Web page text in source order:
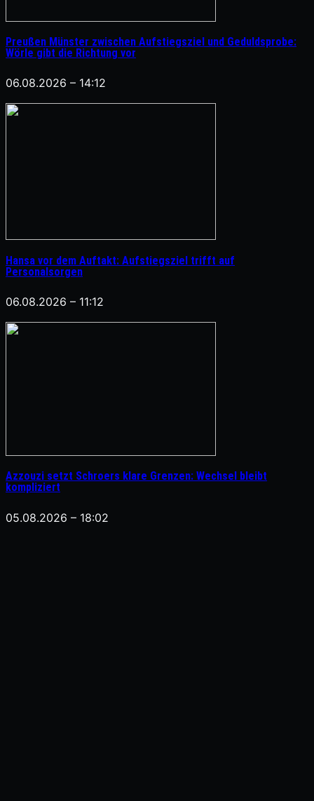
Preußen Münster zwischen Aufstiegsziel und Geduldsprobe:
Wörle gibt die Richtung vor
06.08.2026 – 14:12
Hansa vor dem Auftakt: Aufstiegsziel trifft auf
Personalsorgen
06.08.2026 – 11:12
Azzouzi setzt Schroers klare Grenzen: Wechsel bleibt
kompliziert
05.08.2026 – 18:02